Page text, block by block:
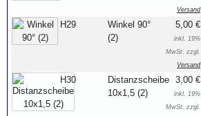
Versand
H29
Winkel 90°
(2)
5,00 €
inkl. 19%
MwSt. zzgl.
Versand
H30
Distanzscheibe
10x1,5 (2)
3,00 €
inkl. 19%
MwSt. zzgl.